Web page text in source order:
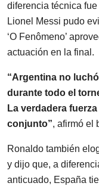
diferencia técnica
Lionel Messi pudo
‘O Fenômeno’
actuación en la final.
“Argentina no
durante todo el
La verdadera
conjunto”, afirmó el
Ronaldo también
y dijo que, a
anticuado, España